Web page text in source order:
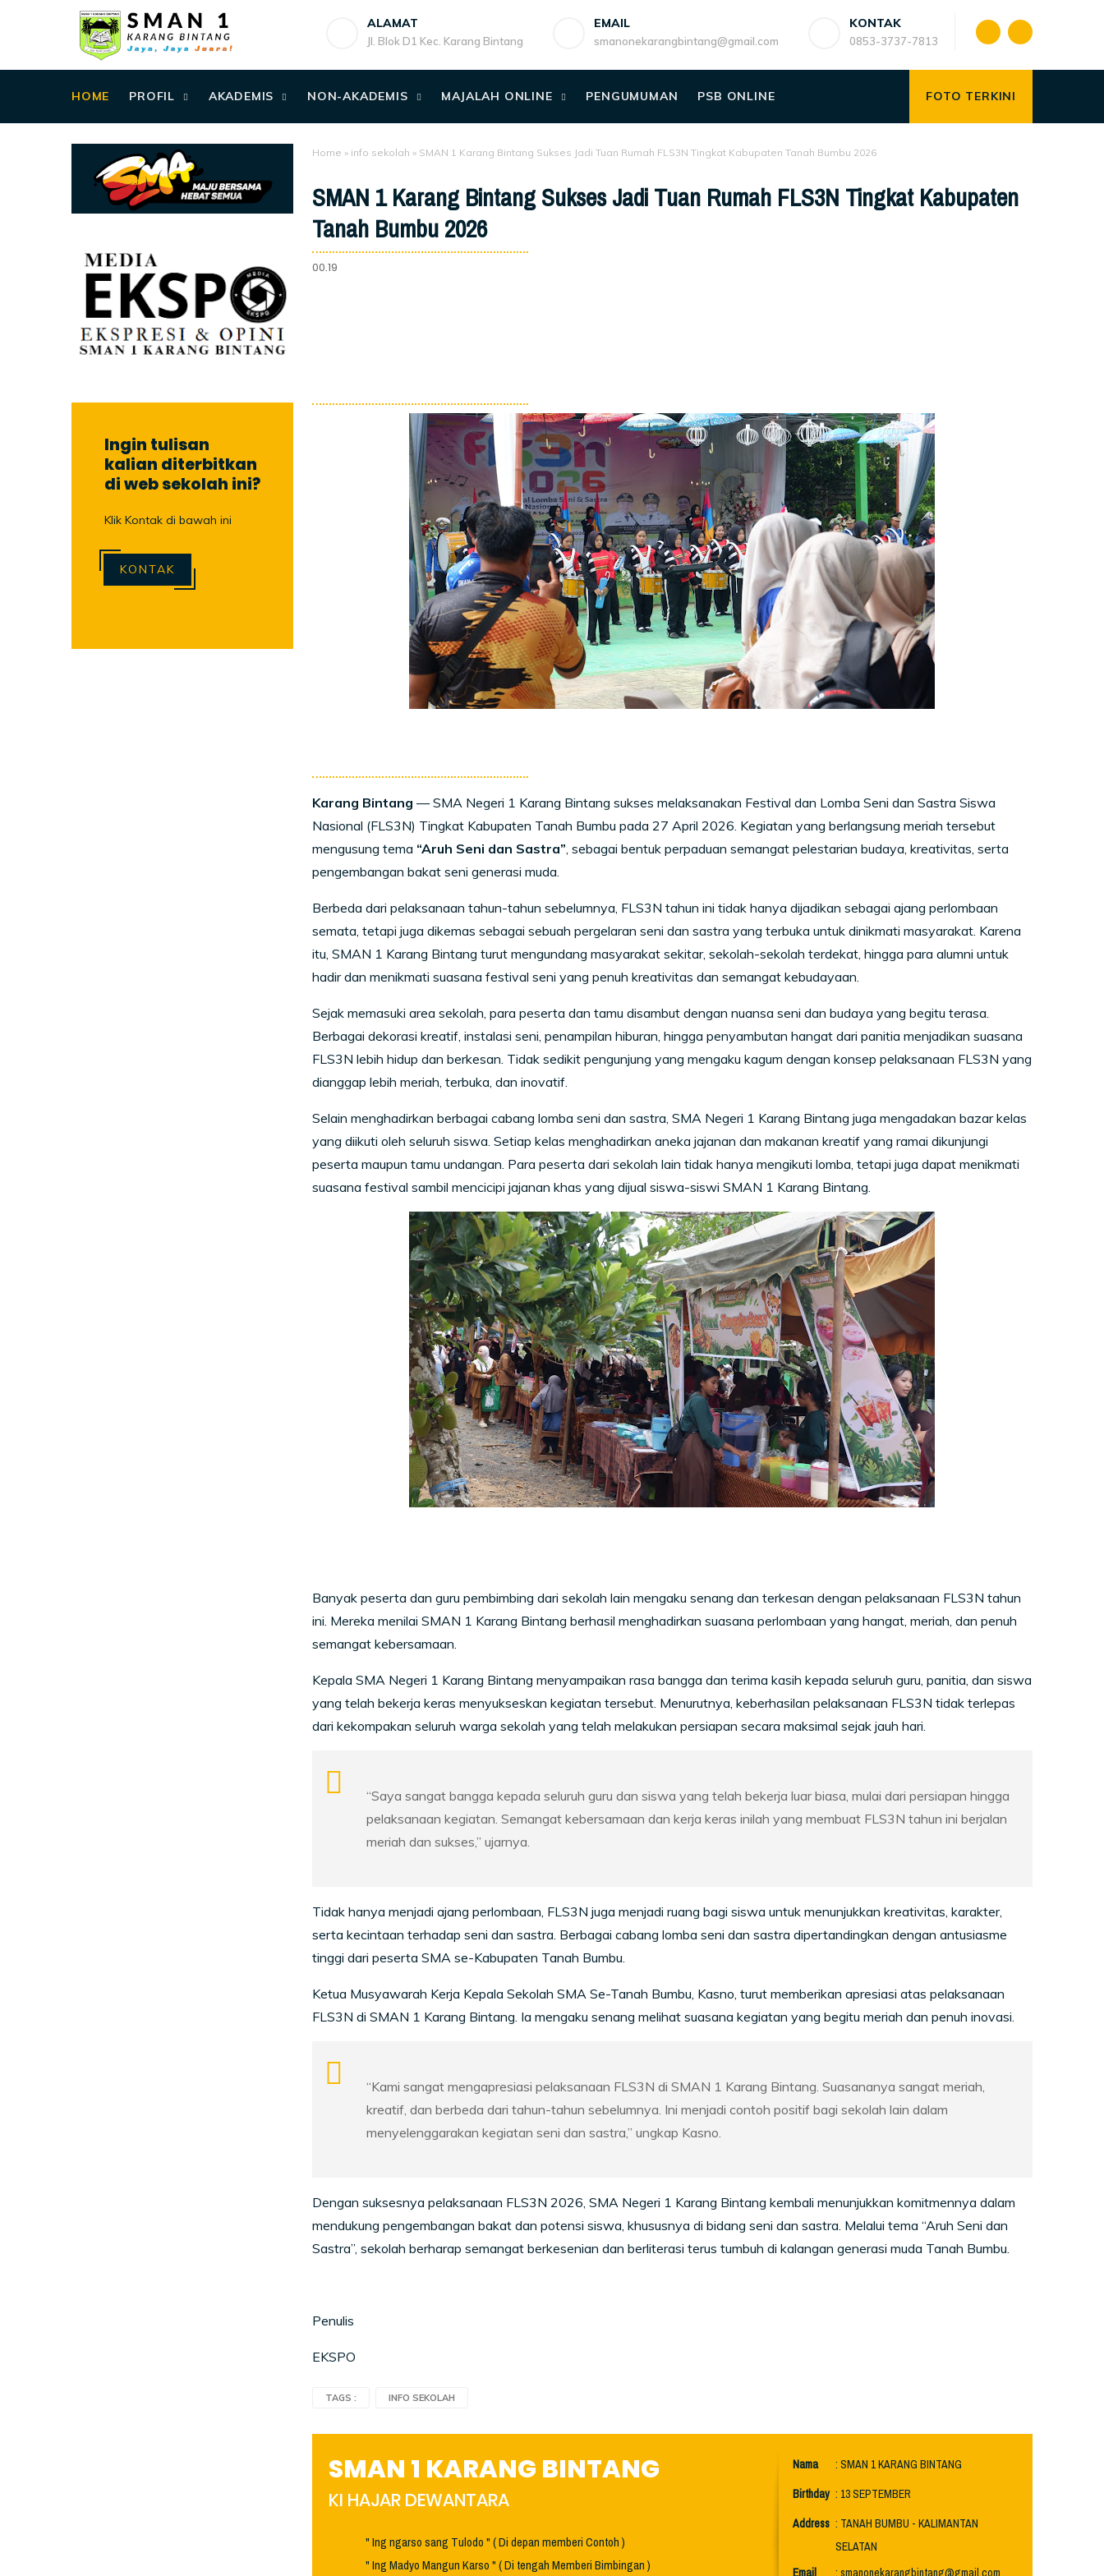
ALAMAT
Jl. Blok D1 Kec. Karang Bintang
EMAIL
smanonekarangbintang@gmail.com
KONTAK
0853-3737-7813
HOME PROFIL AKADEMIS NON-AKADEMIS MAJALAH ONLINE PENGUMUMAN PSB ONLINE FOTO TERKINI
Home » info sekolah » SMAN 1 Karang Bintang Sukses Jadi Tuan Rumah FLS3N Tingkat Kabupaten Tanah Bumbu 2026
SMAN 1 Karang Bintang Sukses Jadi Tuan Rumah FLS3N Tingkat Kabupaten
Tanah Bumbu 2026
00.19
Karang Bintang — SMA Negeri 1 Karang Bintang sukses melaksanakan Festival dan Lomba Seni dan Sastra Siswa
Nasional (FLS3N) Tingkat Kabupaten Tanah Bumbu pada 27 April 2026. Kegiatan yang berlangsung meriah tersebut
mengusung tema “Aruh Seni dan Sastra”, sebagai bentuk perpaduan semangat pelestarian budaya, kreativitas, serta
pengembangan bakat seni generasi muda.
Berbeda dari pelaksanaan tahun-tahun sebelumnya, FLS3N tahun ini tidak hanya dijadikan sebagai ajang perlombaan
semata, tetapi juga dikemas sebagai sebuah pergelaran seni dan sastra yang terbuka untuk dinikmati masyarakat. Karena
itu, SMAN 1 Karang Bintang turut mengundang masyarakat sekitar, sekolah-sekolah terdekat, hingga para alumni untuk
hadir dan menikmati suasana festival seni yang penuh kreativitas dan semangat kebudayaan.
Sejak memasuki area sekolah, para peserta dan tamu disambut dengan nuansa seni dan budaya yang begitu terasa.
Berbagai dekorasi kreatif, instalasi seni, penampilan hiburan, hingga penyambutan hangat dari panitia menjadikan suasana
FLS3N lebih hidup dan berkesan. Tidak sedikit pengunjung yang mengaku kagum dengan konsep pelaksanaan FLS3N yang
dianggap lebih meriah, terbuka, dan inovatif.
Selain menghadirkan berbagai cabang lomba seni dan sastra, SMA Negeri 1 Karang Bintang juga mengadakan bazar kelas
yang diikuti oleh seluruh siswa. Setiap kelas menghadirkan aneka jajanan dan makanan kreatif yang ramai dikunjungi
peserta maupun tamu undangan. Para peserta dari sekolah lain tidak hanya mengikuti lomba, tetapi juga dapat menikmati
suasana festival sambil mencicipi jajanan khas yang dijual siswa-siswi SMAN 1 Karang Bintang.
Banyak peserta dan guru pembimbing dari sekolah lain mengaku senang dan terkesan dengan pelaksanaan FLS3N tahun
ini. Mereka menilai SMAN 1 Karang Bintang berhasil menghadirkan suasana perlombaan yang hangat, meriah, dan penuh
semangat kebersamaan.
Kepala SMA Negeri 1 Karang Bintang menyampaikan rasa bangga dan terima kasih kepada seluruh guru, panitia, dan siswa
yang telah bekerja keras menyukseskan kegiatan tersebut. Menurutnya, keberhasilan pelaksanaan FLS3N tidak terlepas
dari kekompakan seluruh warga sekolah yang telah melakukan persiapan secara maksimal sejak jauh hari.
“Saya sangat bangga kepada seluruh guru dan siswa yang telah bekerja luar biasa, mulai dari persiapan hingga
pelaksanaan kegiatan. Semangat kebersamaan dan kerja keras inilah yang membuat FLS3N tahun ini berjalan
meriah dan sukses,” ujarnya.
Tidak hanya menjadi ajang perlombaan, FLS3N juga menjadi ruang bagi siswa untuk menunjukkan kreativitas, karakter,
serta kecintaan terhadap seni dan sastra. Berbagai cabang lomba seni dan sastra dipertandingkan dengan antusiasme
tinggi dari peserta SMA se-Kabupaten Tanah Bumbu.
Ketua Musyawarah Kerja Kepala Sekolah SMA Se-Tanah Bumbu, Kasno, turut memberikan apresiasi atas pelaksanaan
FLS3N di SMAN 1 Karang Bintang. Ia mengaku senang melihat suasana kegiatan yang begitu meriah dan penuh inovasi.
“Kami sangat mengapresiasi pelaksanaan FLS3N di SMAN 1 Karang Bintang. Suasananya sangat meriah,
kreatif, dan berbeda dari tahun-tahun sebelumnya. Ini menjadi contoh positif bagi sekolah lain dalam
menyelenggarakan kegiatan seni dan sastra,” ungkap Kasno.
Dengan suksesnya pelaksanaan FLS3N 2026, SMA Negeri 1 Karang Bintang kembali menunjukkan komitmennya dalam
mendukung pengembangan bakat dan potensi siswa, khususnya di bidang seni dan sastra. Melalui tema “Aruh Seni dan
Sastra”, sekolah berharap semangat berkesenian dan berliterasi terus tumbuh di kalangan generasi muda Tanah Bumbu.
Penulis
EKSPO
TAGS : INFO SEKOLAH
SMAN 1 KARANG BINTANG
KI HAJAR DEWANTARA
" Ing ngarso sang Tulodo " ( Di depan memberi Contoh )
" Ing Madyo Mangun Karso " ( Di tengah Memberi Bimbingan )
Nama
: SMAN 1 KARANG BINTANG
Birthday : 13 SEPTEMBER
Address : TANAH BUMBU - KALIMANTAN
SELATAN
Ingin tulisan
kalian diterbitkan
di web sekolah ini?
Klik Kontak di bawah ini
KONTAK